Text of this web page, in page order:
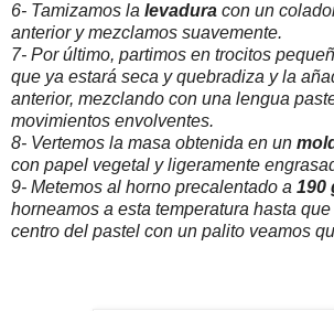
6- Tamizamos la levadura con un
anterior y mezclamos suavemente.
7- Por último, partimos en trocitos
que ya estará seca y quebradiza y la
anterior, mezclando con una lengua
movimientos envolventes.
8- Vertemos la masa obtenida en un
con papel vegetal y ligeramente
9- Metemos al horno precalentado a 190
horneamos a esta temperatura hasta
centro del pastel con un palito veamos